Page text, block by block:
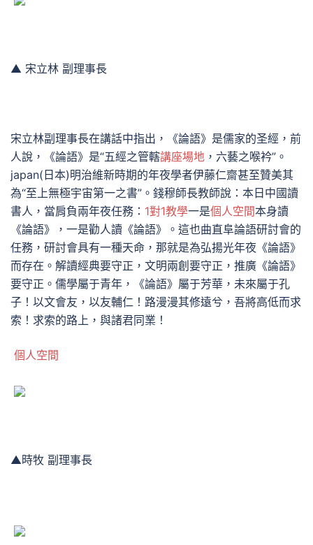
▲ 宋立林 副理事長
宋立林副理事長在講話中指出，《論語》是儒家的圣經，前
人說，《論語》是“五經之管轄講座場地 ，六藝之喉衿”。
japan(日本)明治維新時期的年夜學者伊藤仁齋甚至贊美其
為“至上無極宇宙第一之書”。錢穆師長教師說：本日中國讀
書人，當肩負兩年夜任務： 1對1教學一是個人空間本身讀
《論語》，一是勸人讀《論語》。這也曲直阜論語研討會的
任務，研討會具有一種天命，那就是為弘揚光年夜《論語》
而存在。解讀經典要守正，文明兩創要守正，推廣《論語》
要守正。儒學屬于青年，《論語》屬于芳華，未來屬于孔
子！以文會友，以友輔仁！路漫漫其修遠兮，吾將高低而求
索！求索的路上，與諸君同業！
個人空間
▲時牧 副理事長